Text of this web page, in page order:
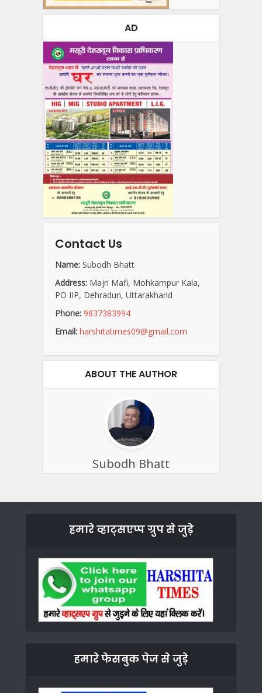
AD
Contact Us
Name: Subodh Bhatt
Address: Majri Mafi, Mohkampur Kala,
PO IIP, Dehradun, Uttarakhand
Phone: 9837383994
Email: harshitatimes09@gmail.com
ABOUT THE AUTHOR
Subodh Bhatt
हमारे व्हाट्सएप्प ग्रुप से जुड़े
हमारे फेसबुक पेज से जुड़े